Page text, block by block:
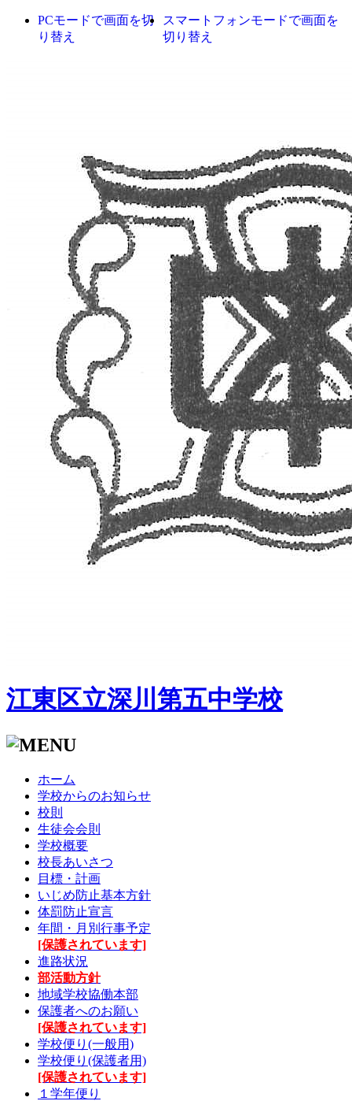
PCモードで画面を切
り替え
スマートフォンモードで画面を
切り替え
江東区立深川第五中学校
ホーム
学校からのお知らせ
校則
生徒会会則
学校概要
校長あいさつ
目標・計画
いじめ防止基本方針
体罰防止宣言
年間・月別行事予定
[保護されています]
進路状況
部活動方針
地域学校協働本部
保護者へのお願い
[保護されています]
学校便り(一般用)
学校便り(保護者用)
[保護されています]
１学年便り